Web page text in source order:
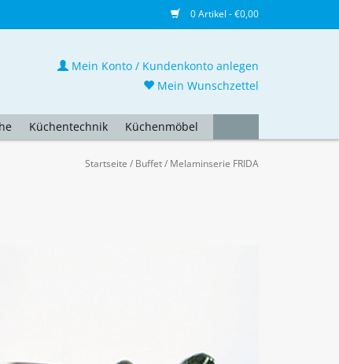
0 Artikel - €0,00
Küchentechnik Küchenmöbel
Mein Konto / Kundenkonto anlegen
Mein Wunschzettel
Startseite / Buffet/ Melaminserie FRIDA